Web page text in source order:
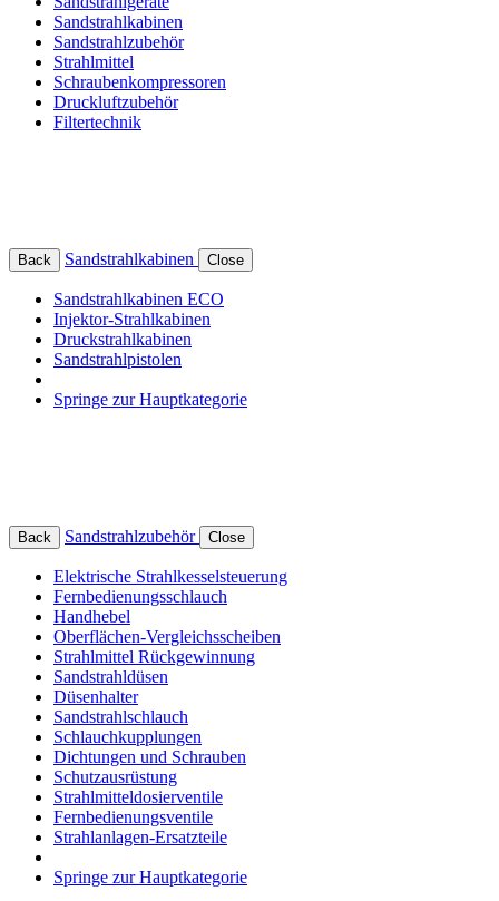
Sandstrahlkabinen
Sandstrahlzubehör
Strahlmittel
Schraubenkompressoren
Druckluftzubehör
Filtertechnik
Back Sandstrahlkabinen Close
Sandstrahlkabinen ECO
Injektor-Strahlkabinen
Druckstrahlkabinen
Sandstrahlpistolen
Springe zur Hauptkategorie
Back Sandstrahlzubehör Close
Elektrische Strahlkesselsteuerung
Fernbedienungsschlauch
Handhebel
Oberflächen-Vergleichsscheiben
Strahlmittel Rückgewinnung
Sandstrahldüsen
Düsenhalter
Sandstrahlschlauch
Schlauchkupplungen
Dichtungen und Schrauben
Schutzausrüstung
Strahlmitteldosierventile
Fernbedienungsventile
Strahlanlagen-Ersatzteile
Springe zur Hauptkategorie